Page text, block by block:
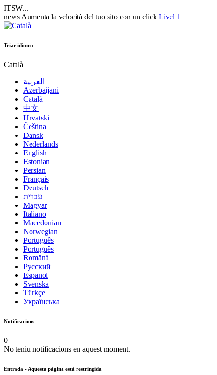
ITSW...
news Aumenta la velocità del tuo sito con un click Livel 1
Triar idioma
Català
العربية
Azerbaijani
Català
中文
Hrvatski
Čeština
Dansk
Nederlands
English
Estonian
Persian
Français
Deutsch
עברית
Magyar
Italiano
Macedonian
Norwegian
Português
Português
Română
Русский
Español
Svenska
Türkçe
Українська
Notificacions
0
No teniu notificacions en aquest moment.
Entrada - Aquesta pàgina està restringida